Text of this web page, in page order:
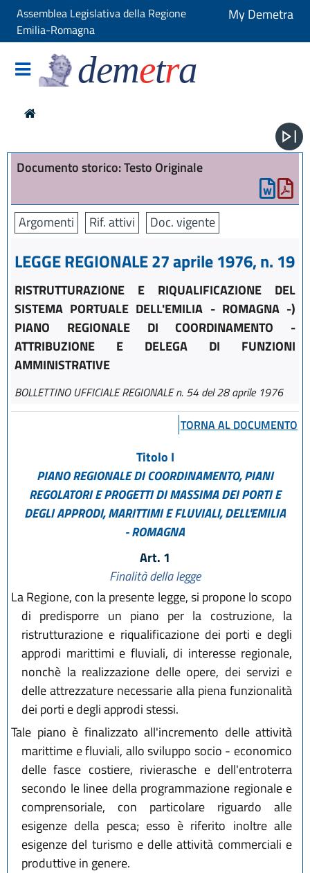
Assemblea Legislativa della Regione
Emilia-Romagna
My Demetra
demetra
Documento storico: Testo Originale
Argomenti Rif. attivi Doc. vigente
LEGGE REGIONALE 27 aprile 1976, n. 19
RISTRUTTURAZIONE E RIQUALIFICAZIONE DEL
SISTEMA PORTUALE DELL'EMILIA - ROMAGNA -)
PIANO REGIONALE DI COORDINAMENTO -
ATTRIBUZIONE E DELEGA DI FUNZIONI
AMMINISTRATIVE
BOLLETTINO UFFICIALE REGIONALE n. 54 del 28 aprile 1976
TORNA AL DOCUMENTO
Titolo I
PIANO REGIONALE DI COORDINAMENTO, PIANI
REGOLATORI E PROGETTI DI MASSIMA DEI PORTI E
DEGLI APPRODI, MARITTIMI E FLUVIALI, DELL'EMILIA
- ROMAGNA
Art. 1
Finalità della legge
La Regione, con la presente legge, si propone lo scopo
di predisporre un piano per la costruzione, la
ristrutturazione e riqualificazione dei porti e degli
approdi marittimi e fluviali, di interesse regionale,
nonchè la realizzazione delle opere, dei servizi e
delle attrezzature necessarie alla piena funzionalità
dei porti e degli approdi stessi.
Tale piano è finalizzato all'incremento delle attività
marittime e fluviali, allo sviluppo socio - economico
delle fasce costiere, rivierasche e dell'entroterra
secondo le linee della programmazione regionale e
comprensoriale, con particolare riguardo alle
esigenze della pesca; esso è riferito inoltre alle
esigenze del turismo e delle attività commerciali e
produttive in genere.